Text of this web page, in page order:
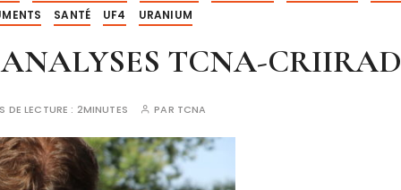
SANTÉ UF4 URANIUM
TCNA-CRIIRAD
DE LECTURE : 2MINUTES PAR TCNA